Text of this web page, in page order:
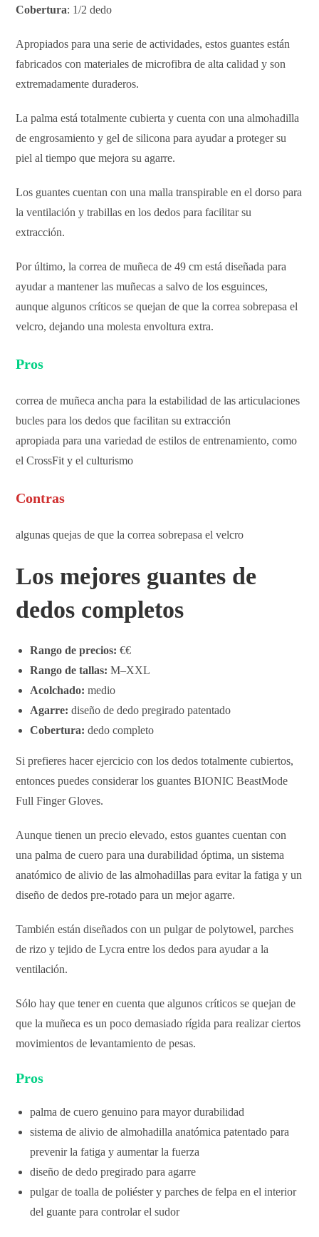
Cobertura: 1/2 dedo
Apropiados para una serie de actividades, estos guantes están
fabricados con materiales de microfibra de alta calidad y son
extremadamente duraderos.
La palma está totalmente cubierta y cuenta con una almohadilla
de engrosamiento y gel de silicona para ayudar a proteger su
piel al tiempo que mejora su agarre.
Los guantes cuentan con una malla transpirable en el dorso para
la ventilación y trabillas en los dedos para facilitar su
extracción.
Por último, la correa de muñeca de 49 cm está diseñada para
ayudar a mantener las muñecas a salvo de los esguinces,
aunque algunos críticos se quejan de que la correa sobrepasa el
velcro, dejando una molesta envoltura extra.
Pros
correa de muñeca ancha para la estabilidad de las articulaciones
bucles para los dedos que facilitan su extracción
apropiada para una variedad de estilos de entrenamiento, como
el CrossFit y el culturismo
Contras
algunas quejas de que la correa sobrepasa el velcro
Los mejores guantes de
dedos completos
Rango de precios: €€
Rango de tallas: M–XXL
Acolchado: medio
Agarre: diseño de dedo pregirado patentado
Cobertura: dedo completo
Si prefieres hacer ejercicio con los dedos totalmente cubiertos,
entonces puedes considerar los guantes BIONIC BeastMode
Full Finger Gloves.
Aunque tienen un precio elevado, estos guantes cuentan con
una palma de cuero para una durabilidad óptima, un sistema
anatómico de alivio de las almohadillas para evitar la fatiga y un
diseño de dedos pre-rotado para un mejor agarre.
También están diseñados con un pulgar de polytowel, parches
de rizo y tejido de Lycra entre los dedos para ayudar a la
ventilación.
Sólo hay que tener en cuenta que algunos críticos se quejan de
que la muñeca es un poco demasiado rígida para realizar ciertos
movimientos de levantamiento de pesas.
Pros
palma de cuero genuino para mayor durabilidad
sistema de alivio de almohadilla anatómica patentado para
prevenir la fatiga y aumentar la fuerza
diseño de dedo pregirado para agarre
pulgar de toalla de poliéster y parches de felpa en el interior
del guante para controlar el sudor